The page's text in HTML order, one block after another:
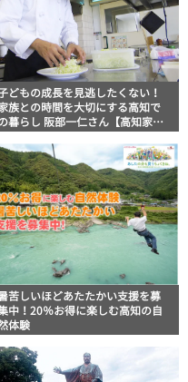
どもの成長を見逃したくない！
族との時間を大切にする高知で
暮らし 阪部一仁さん【高知家の
苦しいほどあたたかい支援を募
中！20％お得に楽しむ高知の自
体験